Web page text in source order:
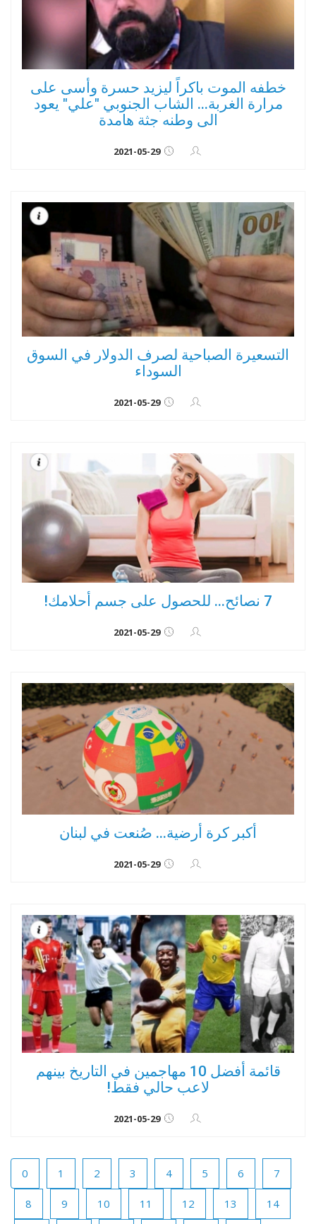
خطفه الموت باكراً ليزيد حسرة وأسى على
مرارة الغربة... الشاب الجنوبي "علي" يعود
الى وطنه جثة هامدة
2021-05-29
التسعيرة الصباحية لصرف الدولار في السوق
السوداء
2021-05-29
7 نصائح... للحصول على جسم أحلامك!
2021-05-29
أكبر كرة أرضية... صُنعت في لبنان
2021-05-29
قائمة أفضل 10 مهاجمين في التاريخ بينهم
لاعب حالي فقط!
2021-05-29
0 1 2 3 4 5 6 7
8 9 10 11 12 13 14